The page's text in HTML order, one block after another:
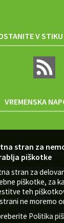
V
VREMENSKA
in
za varstvo
(ZDSMA) |
Kazalo strani
stran za
piškotke
stran za
piškotke, za
teh
ne moremo
Politika